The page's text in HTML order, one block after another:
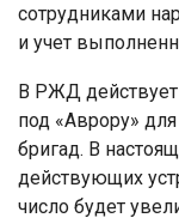
сотрудниками
и учет
В РЖД
под «Аврору»
бригад. В
действующих
число будет